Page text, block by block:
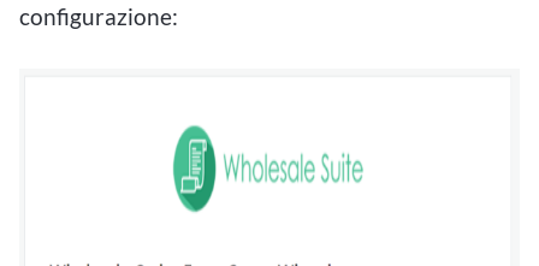
configurazione: